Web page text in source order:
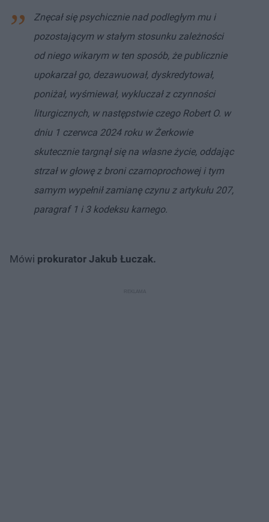
Znęcał się psychicznie nad podległym mu i
pozostającym w stałym stosunku zależności
od niego wikarym w ten sposób, że publicznie
upokarzał go, dezawuował, dyskredytował,
poniżał, wyśmiewał, wykluczał z czynności
liturgicznych, w następstwie czego Robert O. w
dniu 1 czerwca 2024 roku w Żerkowie
skutecznie targnął się na własne życie, oddając
strzał w głowę z broni czarnoprochowej i tym
samym wypełnił zamianę czynu z artykułu 207,
paragraf 1 i 3 kodeksu karnego.
Mówi prokurator Jakub Łuczak.